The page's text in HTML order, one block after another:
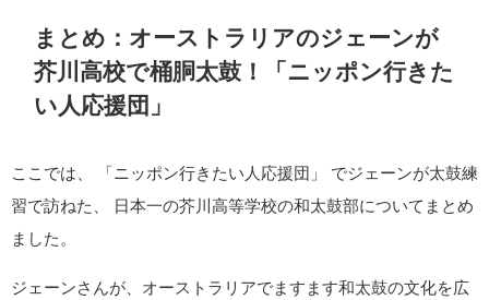
まとめ：オーストラリアのジェーンが
芥川高校で桶胴太鼓！「ニッポン行きた
い人応援団」
ここでは、 「ニッポン行きたい人応援団」 でジェーンが太鼓練
習で訪ねた、 日本一の芥川高等学校の和太鼓部についてまとめ
ました。
ジェーンさんが、オーストラリアでますます和太鼓の文化を広